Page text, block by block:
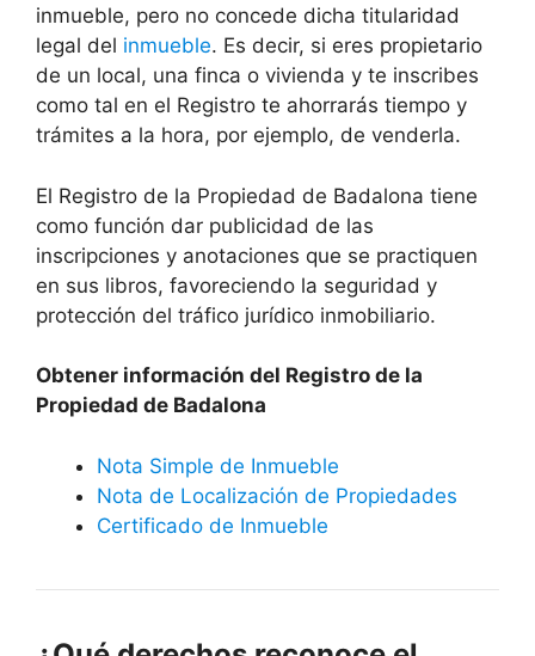
inmueble, pero no concede dicha titularidad
legal del inmueble. Es decir, si eres propietario
de un local, una finca o vivienda y te inscribes
como tal en el Registro te ahorrarás tiempo y
trámites a la hora, por ejemplo, de venderla.
El Registro de la Propiedad de Badalona tiene
como función dar publicidad de las
inscripciones y anotaciones que se practiquen
en sus libros, favoreciendo la seguridad y
protección del tráfico jurídico inmobiliario.
Obtener información del Registro de la
Propiedad de Badalona
Nota Simple de Inmueble
Nota de Localización de Propiedades
Certificado de Inmueble